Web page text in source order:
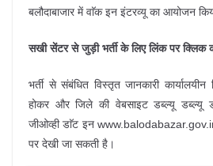
बलौदाबाजार में वाॅक इन इंटरव्यू का आयोजन
सखी सेंटर से जुड़ी भर्ती के लिए लिंक पर क्लिक
भर्ती से संबंधित विस्तृत जानकारी
होकर और जिले की वेबसाइट डब्ल्यू डब्ल्यू
जीओव्ही डाॅट इन
पर देखी जा सकती है।